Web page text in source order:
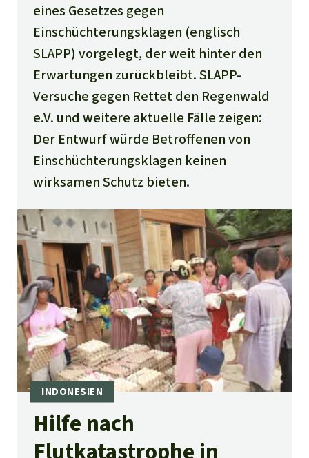
eines Gesetzes gegen
Einschüchterungsklagen (englisch
SLAPP) vorgelegt, der weit hinter den
Erwartungen zurückbleibt. SLAPP-
Versuche gegen Rettet den Regenwald
e.V. und weitere aktuelle Fälle zeigen:
Der Entwurf würde Betroffenen von
Einschüchterungsklagen keinen
wirksamen Schutz bieten.
Hilfe nach
Flutkatastrophe in